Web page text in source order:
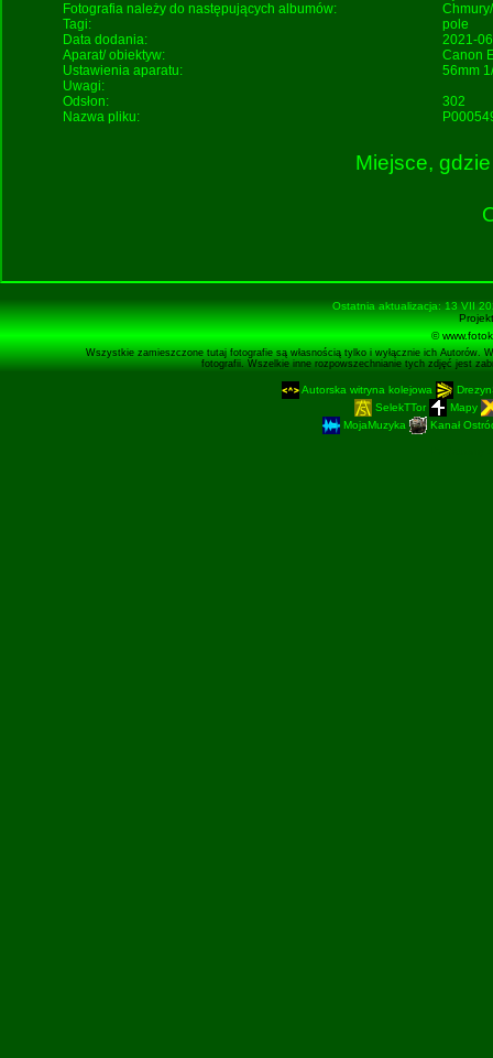
Fotografia należy do następujących albumów:
Tagi:
pole
Data dodania:
2021-
Aparat/ obiektyw:
Canon
Ustawienia aparatu:
56mm
Uwagi:
Odsłon:
302
Nazwa pliku:
Miejsce,
Ostatnia aktualizacja: 13 VII
©
Wszystkie zamieszczone tutaj fotografie są własnością tylko i wyłącznie ich
fotografii. Wszelkie inne rozpowszechnianie tych zdjęć jest
Autorska witryna kolejowa
SelekTTor
Mapy
MojaMuzyka
Kanał